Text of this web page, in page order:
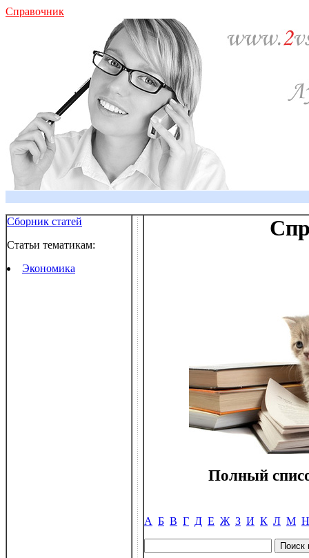
Справочник
Сборник статей
Статьи тематикам:
Экономика
Полный
А Б В Г Д Е Ж З И К Л М Н